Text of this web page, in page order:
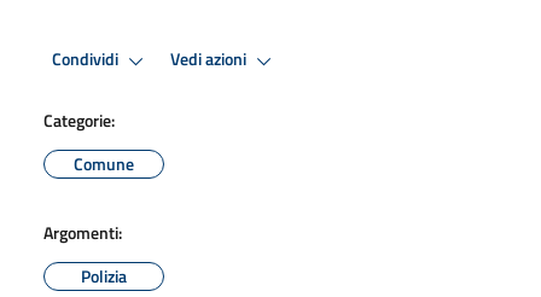
Condividi Vedi azioni
Categorie:
Comune
Argomenti:
Polizia